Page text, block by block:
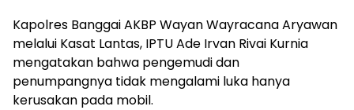
Kapolres Banggai AKBP Wayan Wayracana Aryawan
melalui Kasat Lantas, IPTU Ade Irvan Rivai Kurnia
mengatakan bahwa pengemudi dan
penumpangnya tidak mengalami luka hanya
kerusakan pada mobil.